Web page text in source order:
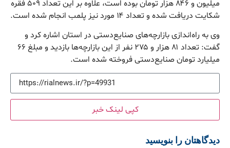
میلیون و ۸۴۶ هزار تومان بوده است، علاوه بر این تعداد ۵۰۹ فقره
شکایت دریافت شده و تعداد ۱۴ مورد نیز پلمب انجام شده است.
وی به راه‌اندازی بازارچه‌های صنایع‌دستی در استان اشاره کرد و
گفت: تعداد ۸۱ هزار و ۲۷۵ نفر از این بازارچه‌ها بازدید و مبلغ ۶۶
میلیارد تومان صنایع‌دستی فروخته شده است.
کپی لینک خبر
دیدگاهتان را بنویسید